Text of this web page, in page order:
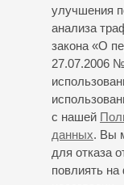
улучшения
анализа
закона «О
27.07.2006
с нашей
данных. Вы
для отказа
повлиять
бемоль мажор;